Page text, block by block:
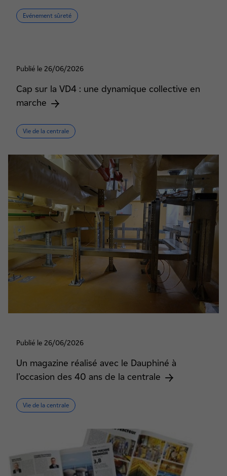
Evénement sûreté
Publié le 26/06/2026
Cap sur la VD4 : une dynamique collective en
marche
Vie de la centrale
Publié le 26/06/2026
Un magazine réalisé avec le Dauphiné à
l’occasion des 40 ans de la centrale
Vie de la centrale